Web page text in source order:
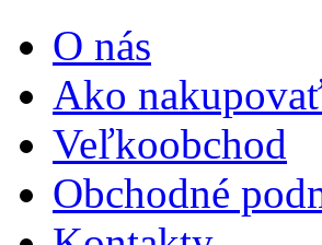
O nás
Ako
Veľkoobchod
Obchodné